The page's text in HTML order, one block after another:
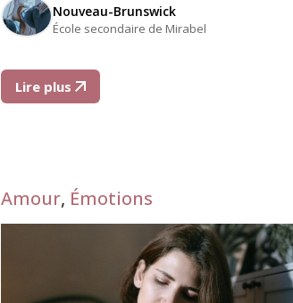
Nouveau-Brunswick
École secondaire de Mirabel
Lire plus
Amour, Émotions